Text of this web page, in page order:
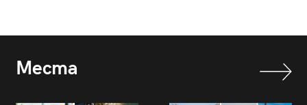
Места